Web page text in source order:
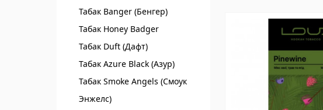
Табак Banger (Бенгер)
Табак Honey Badger
Табак Duft (Дафт)
Табак Azure Black (Азур)
Табак Smoke Angels (Смоук
Энжелс)